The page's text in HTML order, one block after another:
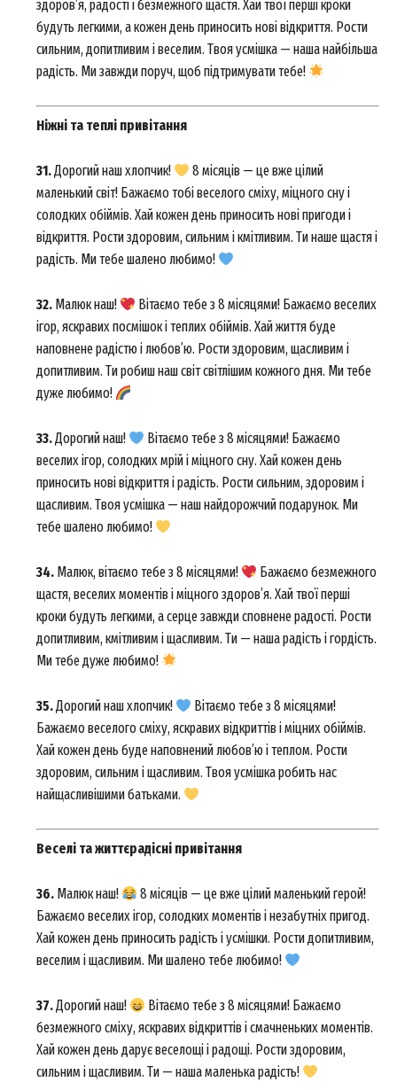
News Week
Magazine PRO
SUBSCRIBE NOW
Company
About
Contact us
здоров’я, радості і безмежного щастя. Хай твої перші кроки
будуть легкими, а кожен день приносить нові відкриття. Рости
сильним, допитливим і веселим. Твоя усмішка — наша найбільша
радість. Ми завжди поруч, щоб підтримувати тебе!
Ніжні та теплі привітання
31.Дорогий наш хлопчик!
8 місяців — це вже цілий
маленький світ! Бажаємо тобі веселого сміху, міцного сну і
солодких обіймів. Хай кожен день приносить нові пригоди і
відкриття. Рости здоровим, сильним і кмітливим. Ти наше щастя і
радість. Ми тебе шалено любимо!
32. Малюк наш!
Вітаємо тебе з 8 місяцями! Бажаємо веселих
ігор, яскравих посмішок і теплих обіймів. Хай життя буде
наповнене радістю і любов’ю. Рости здоровим, щасливим і
допитливим. Ти робиш наш світ світлішим кожного дня. Ми тебе
дуже любимо!
33.Дорогий наш!
Вітаємо тебе з 8 місяцями! Бажаємо
веселих ігор, солодких мрій і міцного сну. Хай кожен день
приносить нові відкриття і радість. Рости сильним, здоровим і
щасливим. Твоя усмішка — наш найдорожчий подарунок. Ми
тебе шалено любимо!
34. Малюк, вітаємо тебе з 8 місяцями!
Бажаємо безмежного
щастя, веселих моментів і міцного здоров’я. Хай твої перші
кроки будуть легкими, а серце завжди сповнене радості. Рости
допитливим, кмітливим і щасливим. Ти — наша радість і гордість.
Ми тебе дуже любимо!
35.Дорогий наш хлопчик!
Вітаємо тебе з 8 місяцями!
Бажаємо веселого сміху, яскравих відкриттів і міцних обіймів.
Хай кожен день буде наповнений любов’ю і теплом. Рости
здоровим, сильним і щасливим. Твоя усмішка робить нас
найщасливішими батьками.
Веселі та життєрадісні привітання
36. Малюк наш!
8 місяців — це вже цілий маленький герой!
Бажаємо веселих ігор, солодких моментів і незабутніх пригод.
Хай кожен день приносить радість і усмішки. Рости допитливим,
веселим і щасливим. Ми шалено тебе любимо!
37.Дорогий наш!
Вітаємо тебе з 8 місяцями! Бажаємо
безмежного сміху, яскравих відкриттів і смачненьких моментів.
Хай кожен день дарує веселощі і радощі. Рости здоровим,
сильним і щасливим. Ти — наша маленька радість!